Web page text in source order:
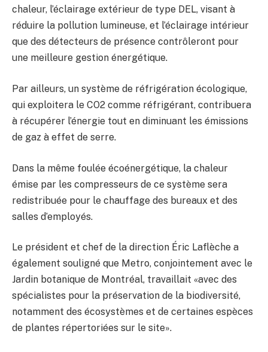
chaleur, l’éclairage extérieur de type DEL, visant à
réduire la pollution lumineuse, et l’éclairage intérieur
que des détecteurs de présence contrôleront pour
une meilleure gestion énergétique.
Par ailleurs, un système de réfrigération écologique,
qui exploitera le CO2 comme réfrigérant, contribuera
à récupérer l’énergie tout en diminuant les émissions
de gaz à effet de serre.
Dans la même foulée écoénergétique, la chaleur
émise par les compresseurs de ce système sera
redistribuée pour le chauffage des bureaux et des
salles d’employés.
Le président et chef de la direction Éric Laflèche a
également souligné que Metro, conjointement avec le
Jardin botanique de Montréal, travaillait «avec des
spécialistes pour la préservation de la biodiversité,
notamment des écosystèmes et de certaines espèces
de plantes répertoriées sur le site».